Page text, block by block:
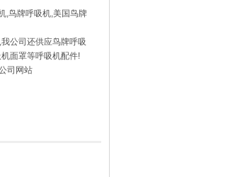
,鸟牌呼吸机,美国鸟牌
公司还供应鸟牌呼吸
面罩等呼吸机配件!
司网站